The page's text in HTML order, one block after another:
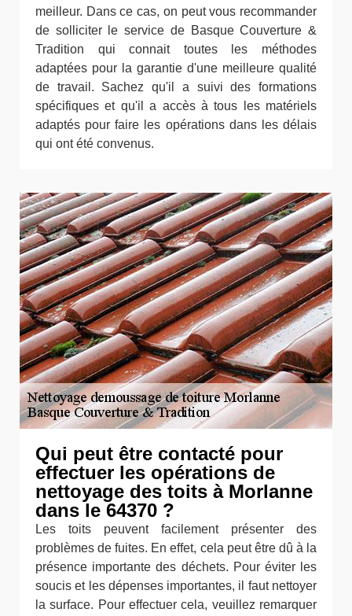
meilleur. Dans ce cas, on peut vous recommander
de solliciter le service de Basque Couverture &
Tradition qui connait toutes les méthodes
adaptées pour la garantie d'une meilleure qualité
de travail. Sachez qu'il a suivi des formations
spécifiques et qu'il a accès à tous les matériels
adaptés pour faire les opérations dans les délais
qui ont été convenus.
Qui peut être contacté pour
effectuer les opérations de
nettoyage des toits à Morlanne
dans le 64370 ?
Les toits peuvent facilement présenter des
problèmes de fuites. En effet, cela peut être dû à la
présence importante des déchets. Pour éviter les
soucis et les dépenses importantes, il faut nettoyer
la surface. Pour effectuer cela, veuillez remarquer